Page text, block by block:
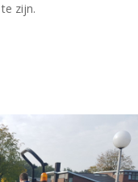
te zijn.